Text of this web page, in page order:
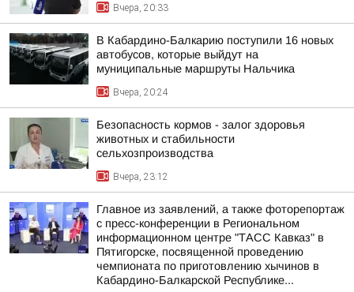
Вчера, 20:33
В Кабардино-Балкарию поступили 16 новых
автобусов, которые выйдут на
муниципальные маршруты Нальчика
Вчера, 20:24
Безопасность кормов - залог здоровья
животных и стабильности
сельхозпроизводства
Вчера, 23:12
Главное из заявлений, а также фоторепортаж
с пресс-конференции в Региональном
информационном центре "ТАСС Кавказ" в
Пятигорске, посвященной проведению
чемпионата по приготовлению хычинов в
Кабардино-Балкарской Республике...